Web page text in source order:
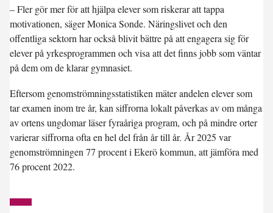
– Fler gör mer för att hjälpa elever som riskerar att tappa
motivationen, säger Monica Sonde. Näringslivet och den
offentliga sektorn har också blivit bättre på att engagera sig för
elever på yrkesprogrammen och visa att det finns jobb som väntar
på dem om de klarar gymnasiet.
Eftersom genomströmningsstatistiken mäter andelen elever som
tar examen inom tre år, kan siffrorna lokalt påverkas av om många
av ortens ungdomar läser fyraåriga program, och på mindre orter
varierar siffrorna ofta en hel del från år till år. År 2025 var
genomströmningen 77 procent i Ekerö kommun, att jämföra med
76 procent 2022.